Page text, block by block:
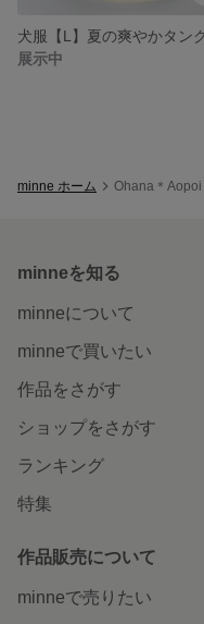
展示中
minne ホーム Ohana＊Aopoi
minneを知る
minneについて
minneで買いたい
作品をさがす
ショップをさがす
ランキング
特集
作品販売について
minneで売りたい